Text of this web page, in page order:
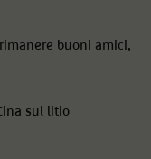
buoni amici,
sul litio